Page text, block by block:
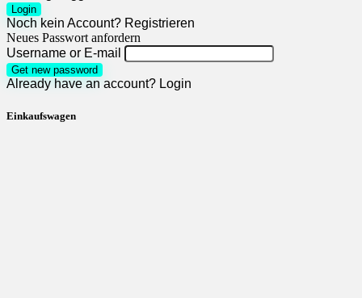
Login
Noch kein Account? Registrieren
Neues Passwort anfordern
Username or E-mail
Get new password
Already have an account? Login
Einkaufswagen